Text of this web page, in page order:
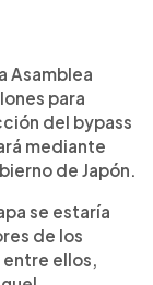
Asamblea
para
del bypass
mediante
de Japón.
se estaría
de los
entre ellos,